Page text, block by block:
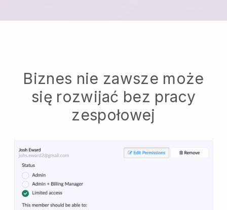
Biznes nie zawsze może
się rozwijać bez pracy
zespołowej